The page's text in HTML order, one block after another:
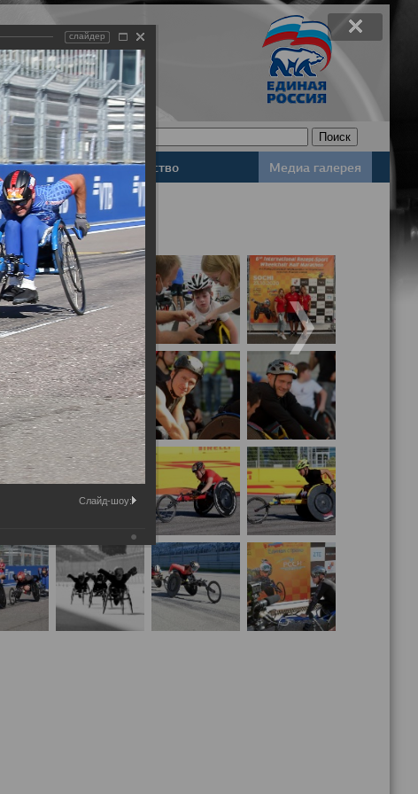
Законодательство Медиа галерея
слайдер
Слайд-шоу: